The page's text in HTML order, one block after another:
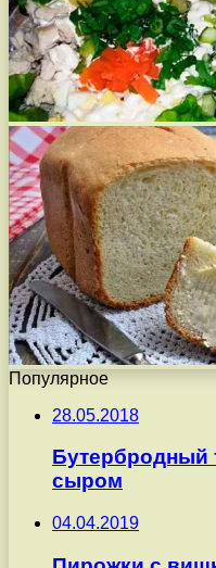
Популярное
28.05.2018
Бутербродный
сыром
04.04.2019